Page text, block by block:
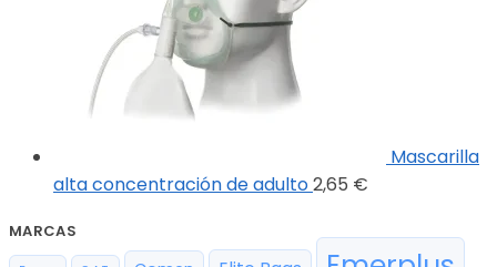
Mascarilla
alta concentración de adulto2,65 €
MARCAS